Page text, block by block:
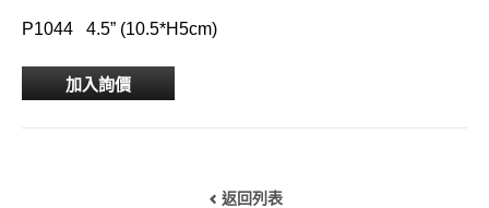
P1044 4.5” (10.5*H5cm)
加入詢價
返回列表